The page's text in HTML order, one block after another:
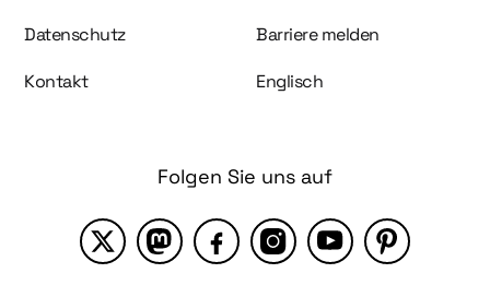
Datenschutz Barriere melden
Kontakt Englisch
Folgen Sie uns auf